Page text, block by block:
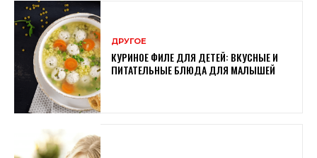
ДРУГОЕ
КУРИНОЕ ФИЛЕ ДЛЯ ДЕТЕЙ: ВКУСНЫЕ И
ПИТАТЕЛЬНЫЕ БЛЮДА ДЛЯ МАЛЫШЕЙ